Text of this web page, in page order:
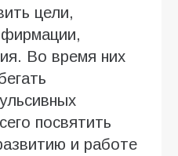
цели,
Во время них
посвятить
и работе